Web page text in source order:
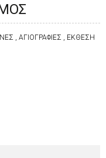
, ΑΓΙΟΓΡΑΦΙΕΣ , ΕΚΘΕΣΗ